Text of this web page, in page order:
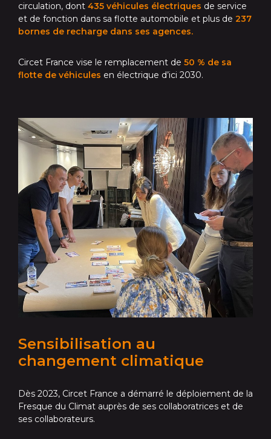
circulation, dont 435 véhicules électriques de service
et de fonction dans sa flotte automobile et plus de 237
bornes de recharge dans ses agences.
Circet France vise le remplacement de 50 % de sa
flotte de véhicules en électrique d’ici 2030.
Sensibilisation au
changement climatique
Dès 2023, Circet France a démarré le déploiement de la
Fresque du Climat auprès de ses collaboratrices et de
ses collaborateurs.